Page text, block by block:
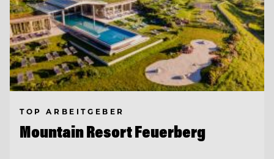
TOP ARBEITGEBER
Mountain Resort Feuerberg